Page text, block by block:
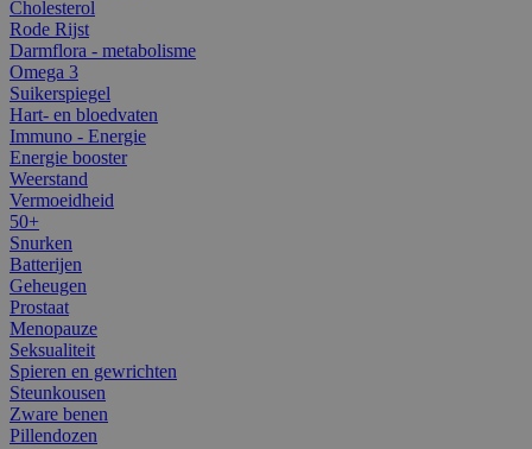
Cholesterol
Rode Rijst
Darmflora - metabolisme
Omega 3
Suikerspiegel
Hart- en bloedvaten
Immuno - Energie
Energie booster
Weerstand
Vermoeidheid
50+
Snurken
Batterijen
Geheugen
Prostaat
Menopauze
Seksualiteit
Spieren en gewrichten
Steunkousen
Zware benen
Pillendozen